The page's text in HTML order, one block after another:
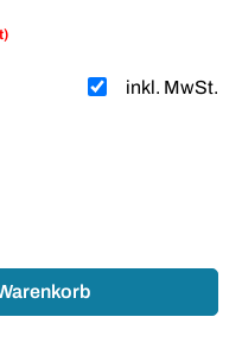
inkl. MwSt.
Wert ein